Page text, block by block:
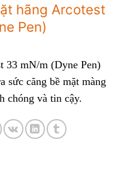
hãng Arcotest
Pen)
33 mN/m (Dyne Pen)
sức căng bề mặt màng
chóng và tin cậy.